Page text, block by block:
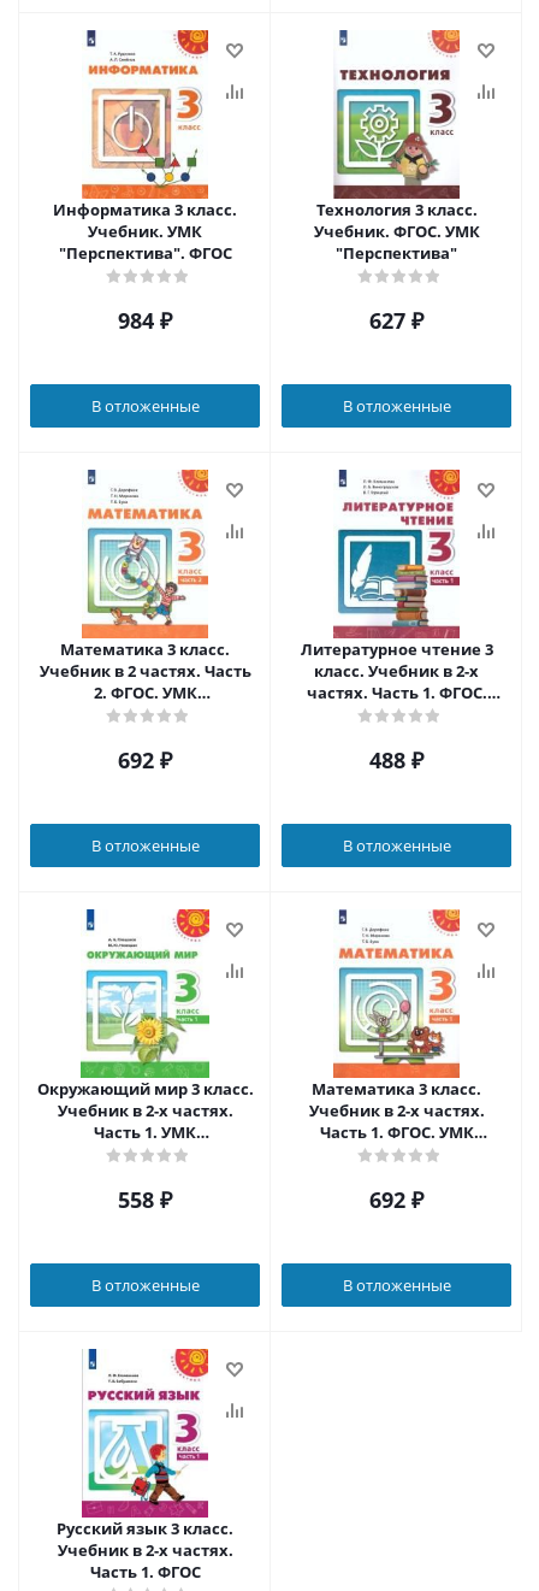
Информатика 3 класс.
Учебник. УМК
"Перспектива". ФГОС
984 ₽
В отложенные
Технология 3 класс.
Учебник. ФГОС. УМК
"Перспектива"
627 ₽
В отложенные
Математика 3 класс.
Учебник в 2 частях. Часть
2. ФГОС. УМК
"Перспектива"
692 ₽
В отложенные
Литературное чтение 3
класс. Учебник в 2-х
частях. Часть 1. ФГОС.
УМК "Перспектива"
488 ₽
В отложенные
Окружающий мир 3 класс.
Учебник в 2-х частях.
Часть 1. УМК
"Перспектива"
558 ₽
В отложенные
Математика 3 класс.
Учебник в 2-х частях.
Часть 1. ФГОС. УМК
"Перспектива"
692 ₽
В отложенные
Русский язык 3 класс.
Учебник в 2-х частях.
Часть 1. ФГОС